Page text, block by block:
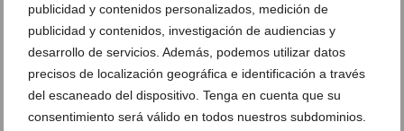
publicidad y contenidos personalizados, medición de
publicidad y contenidos, investigación de audiencias y
desarrollo de servicios. Además, podemos utilizar datos
precisos de localización geográfica e identificación a través
del escaneado del dispositivo. Tenga en cuenta que su
consentimiento será válido en todos nuestros subdominios.
Unas Navidades tan mágicas como deliciosas con
los menús para grupos de Escondida
01 de diciembre de 2022